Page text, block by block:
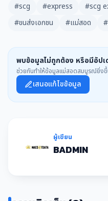
#scg #express #scg
#ขนส่งเอกชน
#แม่สอด
พบข้อมูลไม่ถูกต้อง หรือมีอัปเ
ช่วยกันทำให้ข้อมูลแม่สอดสมบูรณ์ยิ่ง
เสนอแก้ไขข้อมูล
ผู้เขียน
BADMIN